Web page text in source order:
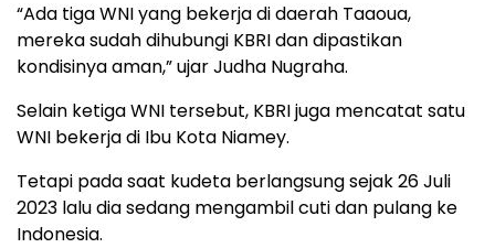
“Ada tiga WNI yang bekerja di daerah Taaoua,
mereka sudah dihubungi KBRI dan dipastikan
kondisinya aman,” ujar Judha Nugraha.
Selain ketiga WNI tersebut, KBRI juga mencatat satu
WNI bekerja di Ibu Kota Niamey.
Tetapi pada saat kudeta berlangsung sejak 26 Juli
2023 lalu dia sedang mengambil cuti dan pulang ke
Indonesia.